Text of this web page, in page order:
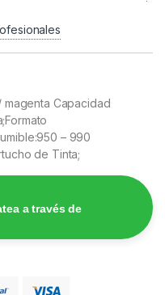
magenta Capacidad
– 990
de Tinta;
a través de